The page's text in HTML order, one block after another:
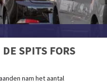
SPITS FORS
nam het aantal